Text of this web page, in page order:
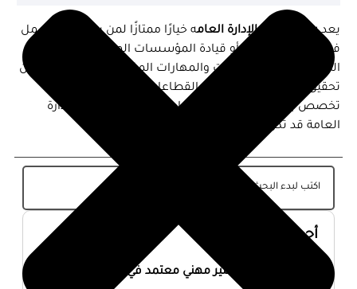
يعدبكالوريوس الإدارة العامه خيارًا ممتازًا لمن يرغب في العمل
في الإدارة الحكومية أو قيادة المؤسسات المختلفة. بفضل
التنوع الكبير في المقررات والمهارات المكتسبة، يمكن للخريجين
تحقيق نجاح كبير في مختلف القطاعات. إذا كنت تبحث عن
تخصص يجمع بين التحليل، القيادة، والتخطيط، فإن الإدارة
العامة قد تكون الخيار المثالي لك.
أحدث المقالات
أفضل ماجستير مهني معتمد في السعودية 2026